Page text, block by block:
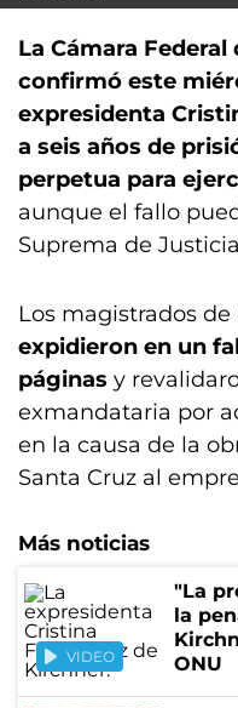
La Cámara Federal
confirmó este
expresidenta
a seis años de
perpetua para
aunque el fallo
Suprema de
Los magistrados de
expidieron en un
páginas y
exmandataria por
en la causa de la
Santa Cruz al
Más noticias
VIDEO
"La
la
ONU